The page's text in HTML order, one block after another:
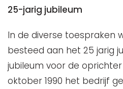
25-jarig jubileum
In de diverse toespraken
besteed aan het 25 jarig
jubileum voor de
oktober 1990 het bedrijf